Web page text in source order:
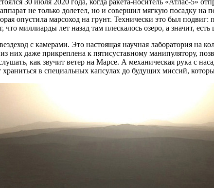
не только долетел, но и совершил мягкую посадку
опустила марсоход на грунт. Технически это был
миллиарды лет назад там плескалось озеро, а значит,
с камерами. Это настоящая научная лаборатория на
них даже прикреплена к пятисуставному манипулятору,
как звучит ветер на Марсе. А механическая рука с
в специальных капсулах до будущих миссий,